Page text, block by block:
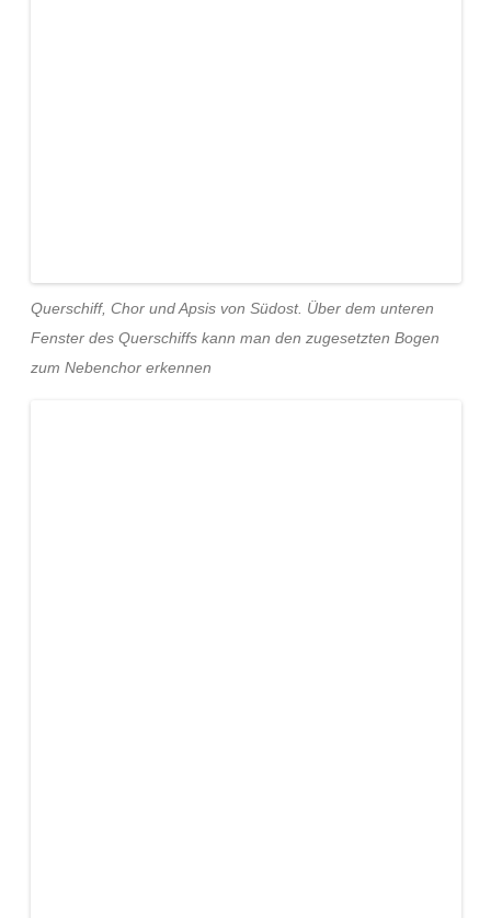
Querschiff, Chor und Apsis von Südost. Über dem unteren
Fenster des Querschiffs kann man den zugesetzten Bogen
zum Nebenchor erkennen